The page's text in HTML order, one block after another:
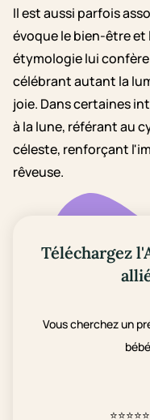
Il est aussi parfois
évoque le bien-être
étymologie lui
célébrant autant la
joie. Dans certaines
à la lune, référant au
céleste, renforçant
rêveuse.
Téléchargez
Vous cherchez un
⭐⭐⭐⭐⭐